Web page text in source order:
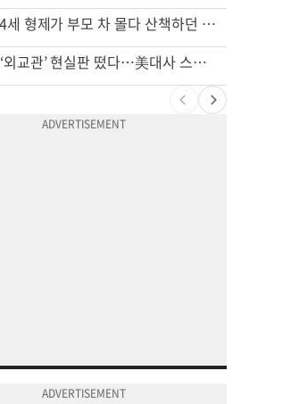
7세·4세 형제가 부모 차 몰다 산책하던 여성 들이받아
넷플 ‘외교관’ 현실판 떴다…美대사 스틸 지키는 ‘신 스틸러’